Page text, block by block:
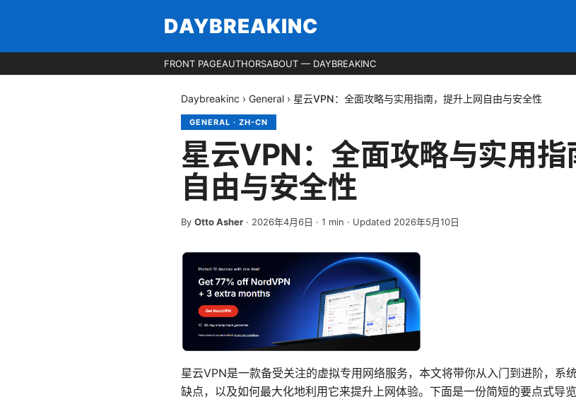
DAYBREAKINC
FRONT PAGEAUTHORSABOUT — DAYBREAKINC
Daybreakinc › General › 星云VPN：全面攻略与实用指南，提升上网自由与安全性
GENERAL · ZH-CN
星云VPN：全面攻略与实用指
自由与安全性
By Otto Asher · 2026年4月6日 · 1 min · Updated 2026年5月10日
星云VPN是一款备受关注的虚拟专用网络服务，本文将带你从入门到进阶，系
缺点，以及如何最大化地利用它来提升上网体验。下面是一份简短的要点式导